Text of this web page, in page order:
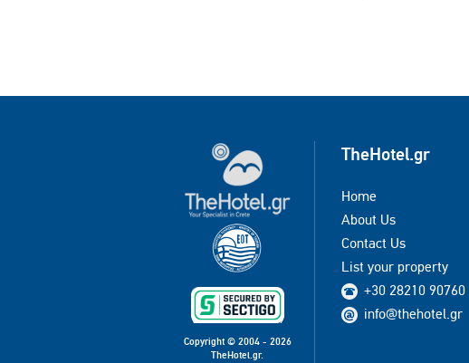
Copyright © 2004 - 2026
TheHotel.gr.
TheHotel.gr
Home
About Us
Contact Us
List your property
+30 28210 90760
info@thehotel.gr